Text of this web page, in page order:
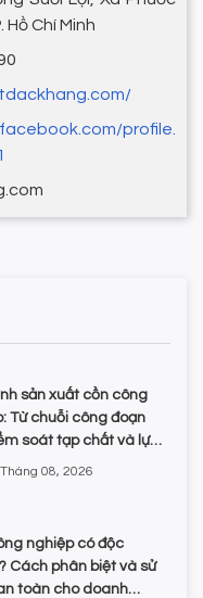
Hồ Chí Minh
profile.
sản xuất cồn công
Từ chuỗi công đoạn
soát tạp chất và lựa
chất
08, 2026
nghiệp có độc
Cách phân biệt và sử
toàn cho doanh